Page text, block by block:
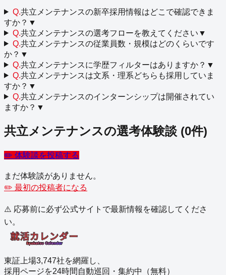
Q.共立メンテナンスの新卒採用情報はどこで確認できま
すか？ ▼
Q.共立メンテナンスの選考フローを教えてください ▼
Q.共立メンテナンスの従業員数・規模はどのくらいです
か？ ▼
Q.共立メンテナンスに学歴フィルターはありますか？ ▼
Q.共立メンテナンスは文系・理系どちらも採用していま
すか？ ▼
Q.共立メンテナンスのインターンシップは開催されてい
ますか？ ▼
共立メンテナンスの選考体験談 (0件)
✏️ 体験談を投稿する
まだ体験談がありません。
✏️ 最初の投稿者になる
⚠️ 応募前に必ず公式サイトで最新情報を確認してくださ
い。
東証上場3,747社を網羅し、
採用ページを24時間自動巡回・集約中（無料）